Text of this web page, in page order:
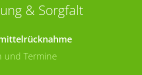
& Sorgfalt
und Termine